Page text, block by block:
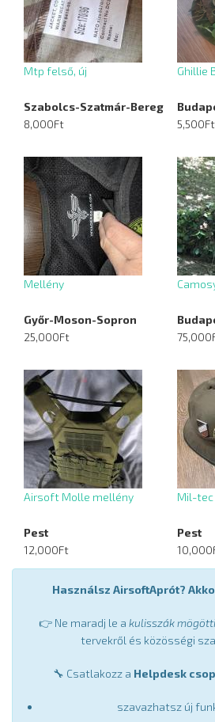
Mtp felső, új
Szabolcs-Szatmár-Bereg
8,000Ft
Ghillie
5,500Ft
Mellény
Győr-Moson-Sopron
25,000Ft
Airsoft Molle mellény
Pest
12,000Ft
Mil-
Pest
Használsz AirsoftAprót?
👉 Ne maradj le a kulisszák
tervekről és közösségi
🔧 Csatlakozz a Helpdesk
szavazhatsz új